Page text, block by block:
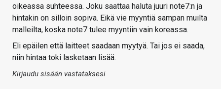
oikeassa suhteessa. Joku saattaa haluta juuri note7:n ja
hintakin on silloin sopiva. Eikä vie myyntiä sampan muilta
malleilta, koska note7 tulee myyntiin vain koreassa.
Eli epäilen että laitteet saadaan myytyä. Tai jos ei saada,
niin hintaa toki lasketaan lisää.
Kirjaudu sisään vastataksesi